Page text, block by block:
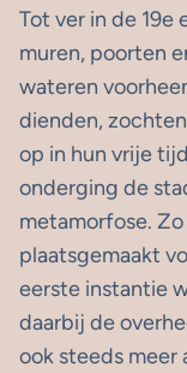
Tot ver in de
muren, poorten
wateren
dienden,
op in hun vrije
onderging de
metamorfose.
plaatsgemaakt
eerste instantie
daarbij de
ook steeds